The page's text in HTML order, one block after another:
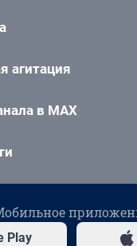
агитация
в MAX
Play